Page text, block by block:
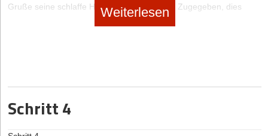
Gruße seine schlaffe Hand entgegenstreckt. Zugegeben, dies
klingt scharf überzeichnet – aber Sie sehen gleich, worauf es
anschaulichen Botschaften und Beispielen. Hören Sie sehr
wahr und gehen Sie auf seine Anliegen ein.
Weiterlesen
Schritt 4